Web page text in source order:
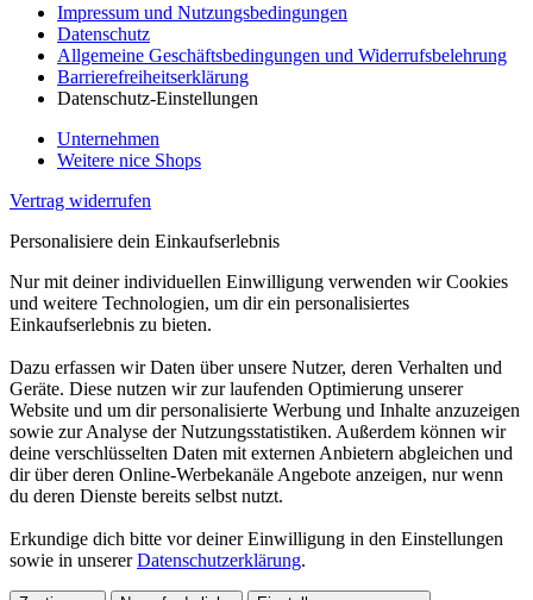
Impressum und Nutzungsbedingungen
Datenschutz
Allgemeine Geschäftsbedingungen und Widerrufsbelehrung
Barrierefreiheitserklärung
Datenschutz-Einstellungen
Unternehmen
Weitere nice Shops
Vertrag widerrufen
Personalisiere dein Einkaufserlebnis
Nur mit deiner individuellen Einwilligung verwenden wir Cookies
und weitere Technologien, um dir ein personalisiertes
Einkaufserlebnis zu bieten.
Dazu erfassen wir Daten über unsere Nutzer, deren Verhalten und
Geräte. Diese nutzen wir zur laufenden Optimierung unserer
Website und um dir personalisierte Werbung und Inhalte anzuzeigen
sowie zur Analyse der Nutzungsstatistiken. Außerdem können wir
deine verschlüsselten Daten mit externen Anbietern abgleichen und
dir über deren Online-Werbekanäle Angebote anzeigen, nur wenn
du deren Dienste bereits selbst nutzt.
Erkundige dich bitte vor deiner Einwilligung in den Einstellungen
sowie in unsererDatenschutzerklärung.